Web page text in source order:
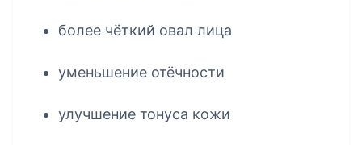
более чёткий овал лица
уменьшение отёчности
улучшение тонуса кожи